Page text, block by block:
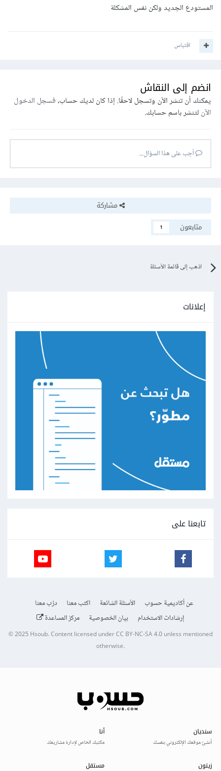
المستودع الجديد ولكن نفس المشكلة
اقتباس
انضم إلى النقاش
يمكنك أن تنشر الآن وتسجل لاحقًا. إذا كان لديك حساب،فسجل الدخول
الآنلتنشر باسم حسابك.
أجب على هذا السؤال...
مشاركة
متابعون
1
اذهب إلى قائمة الأسئلة
إعلانات
تابعنا على
عن أكاديمية حسوب الأسئلة الشائعة اكتب معنا
درّب معنا
إرشادات الاستخدام
بيان الخصوصية مركز المساعدة
© 2025Hsoub.Content licensed underCC BY-NC-SA 4.0unless mentioned
otherwise.